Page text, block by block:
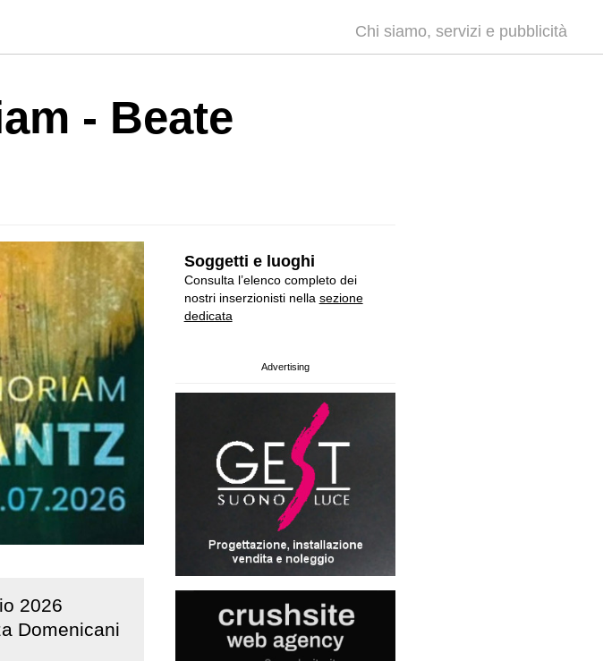
Chi siamo, servizi e pubblicità
- Beate
2026
Domenicani
Soggetti e luoghi
Consulta l’elenco completo dei
nostri inserzionisti nella sezione
dedicata
Advertising